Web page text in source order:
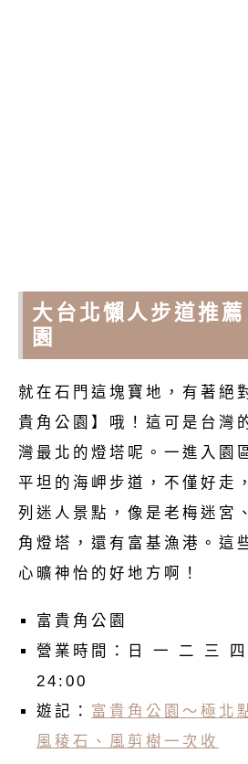
大台北懶人步道推
園
就在石門這塊寶地，有著絕
貴角公園】哦！這可是台灣
灣最北的燈塔呢。一進入園
平坦的海岬步道，不僅好走
列迷人景點，像是老梅迷宮
角燈塔，還有富基漁港。這
心曠神怡的好地方啊！
富貴角公園
營業時間：日 一 二 三
24:00
遊記： 富貴角公園～極北
風稜石、風剪樹一次收